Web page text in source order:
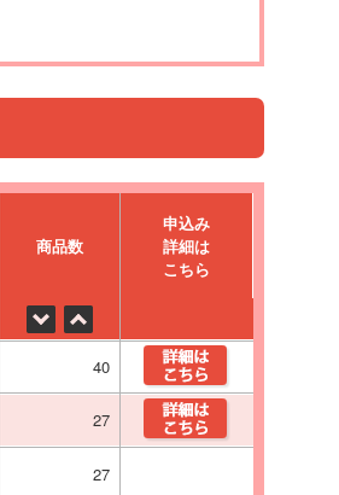
商品数
申込み
詳細は
こちら
40
27
27